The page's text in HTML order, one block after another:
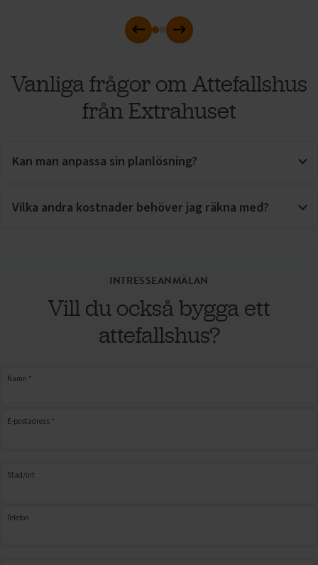
Föregående
Nästa
Vanliga frågor om Attefallshus
från Extrahuset
Kan man anpassa sin planlösning?
Vilka andra kostnader behöver jag räkna med?
INTRESSEANMÄLAN
Vill du också bygga ett
attefallshus?
Namn *
E-postadress *
Stad/ort
Telefon